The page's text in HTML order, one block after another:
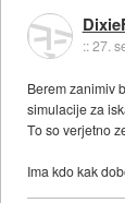
::27.
Berem zanimiv
simulacije za
To so verjetno
Ima kdo kak